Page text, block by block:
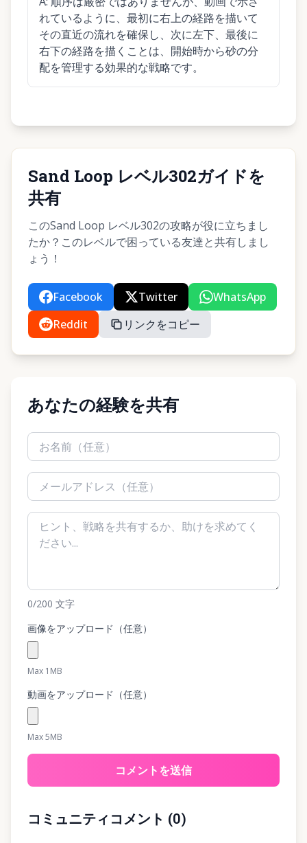
れているように、最初に右上の経路を描いて
その直近の流れを確保し、次に左下、最後に
右下の経路を描くことは、開始時から砂の分
配を管理する効果的な戦略です。
Sand Loop レベル302ガイドを
共有
このSand Loop レベル302の攻略が役に立ちまし
たか？このレベルで困っている友達と共有しまし
ょう！
Facebook Twitter
WhatsApp
Reddit
リンクをコピー
あなたの経験を共有
0/200 文字
画像をアップロード（任意）
Max 1MB
動画をアップロード（任意）
Max 5MB
コメントを送信
コミュニティコメント (0)